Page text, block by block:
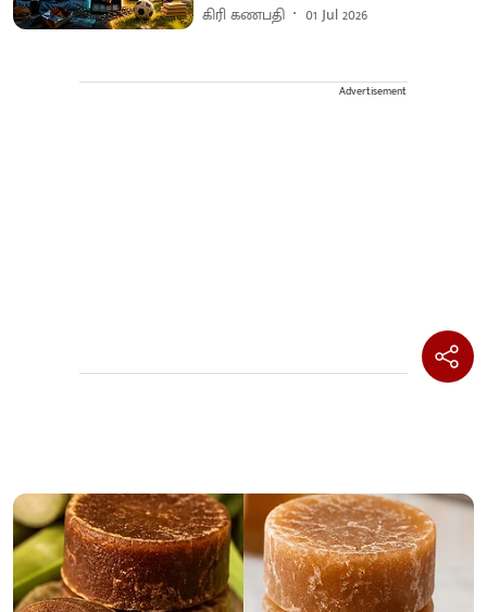
கிரி கணபதி 01 Jul 2026
Advertisement